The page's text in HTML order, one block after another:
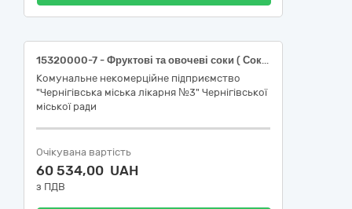
15320000-7 - Фруктові та овочеві соки ( Соки)
Комунальне некомерційне підприємство
"Чернігівська міська лікарня №3" Чернігівської
міської ради
Очікувана вартість
60 534,00 UAH
з ПДВ